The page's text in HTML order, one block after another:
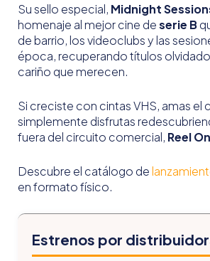
Su sello especial, Midnight
homenaje al mejor cine deserie B
de barrio, los videoclubs y las
época, recuperando títulos
cariño que merecen.
Si creciste con cintas VHS, amas el
simplemente disfrutas
fuera del circuito comercial, Reel
Descubre el catálogo de
en formato físico.
Estrenos por